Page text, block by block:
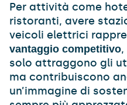
Per attività come
ristoranti, avere
veicoli elettrici
vantaggio competitivo
solo attraggono gli
ma contribuiscono
un’immagine di